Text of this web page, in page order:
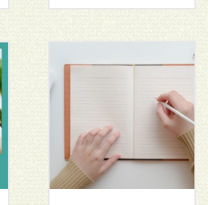
récit ? De nombreux
pour écrire et inventer des
Nombre de participants :
Format :
Stage d’une 1 journée ; de
10h00 à 18h00 (avec une
pause conviviale entre
12h30 et 13h30)